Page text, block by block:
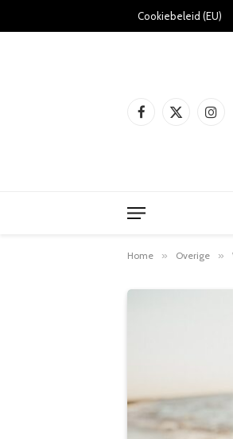
Cookiebeleid (EU)
Facebook
X
Home » Overige »